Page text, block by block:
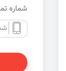
شماره